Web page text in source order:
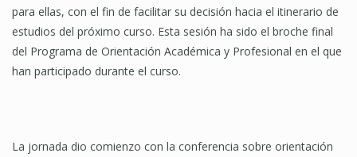
para ellas, con el fin de facilitar su decisión hacia el itinerario de
estudios del próximo curso. Esta sesión ha sido el broche final
del Programa de Orientación Académica y Profesional en el que
han participado durante el curso.
La jornada dio comienzo con la conferencia sobre orientación